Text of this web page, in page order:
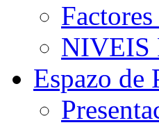
NIVEIS
Espazo de